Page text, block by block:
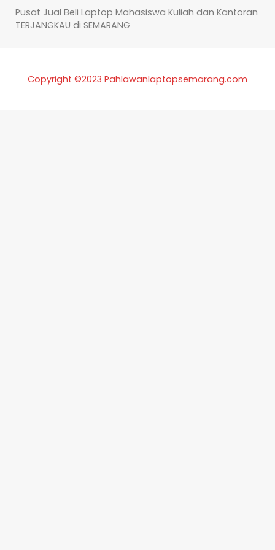
Pusat Jual Beli Laptop Mahasiswa Kuliah dan Kantoran
TERJANGKAU di SEMARANG
Copyright ©2023 Pahlawanlaptopsemarang.com